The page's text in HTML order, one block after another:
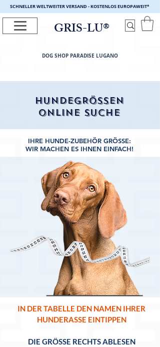
SCHNELLER WELTWEITER VERSAND - KOSTENLOS EUROPAWEIT*
GRIS-LU®
DOG SHOP PARADISE LUGANO
HUNDEGRÖSSEN
ONLINE SUCHE
IHRE HUNDE-ZUBEHÖR GRÖSSE:
WIR MACHEN ES IHNEN EINFACH!
IN DER TABELLE DEN NAMEN IHRER
HUNDERASSE EINTIPPEN
DIE GRÖSSE RECHTS ABLESEN